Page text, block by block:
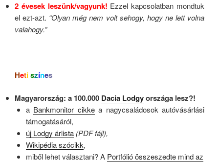
2 évesek leszünk/vagyunk! Ezzel kapcsolatban mondtuk
el ezt-azt. “Olyan még nem volt sehogy, hogy ne lett volna
valahogy.”
Hetiszínes
Magyarország: a 100.000 Dacia Lodgyországa lesz?!
a Bankmonitor cikkea nagycsaládosok autóvásárlási
támogatásáról,
új Lodgy árlista (PDF fájl),
Wikipédia szócikk,
miből lehet választani? A Portfólió összeszedte mind az